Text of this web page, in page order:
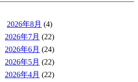
2026年8月 (4)
2026年7月 (22)
2026年6月 (24)
2026年5月 (22)
2026年4月 (22)